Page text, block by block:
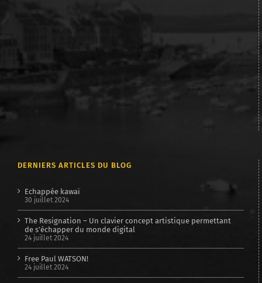
DERNIERS ARTICLES DU BLOG
Echappée kawaï
30 juillet 2024
The Resignation – Un clavier concept artistique permettant
de s’échapper du monde digital
24 juillet 2024
Free Paul WATSON!
24 juillet 2024